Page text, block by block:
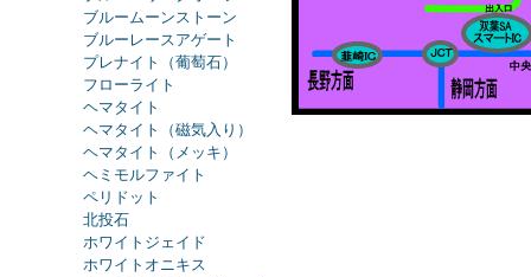
ブルームーンストーン
ブルーレースアゲート
プレナイト（葡萄石）
フローライト
ヘマタイト
ヘマタイト（磁気入り）
ヘマタイト（メッキ）
ヘミモルファイト
ペリドット
北投石
ホワイトジェイド
ホワイトオニキス